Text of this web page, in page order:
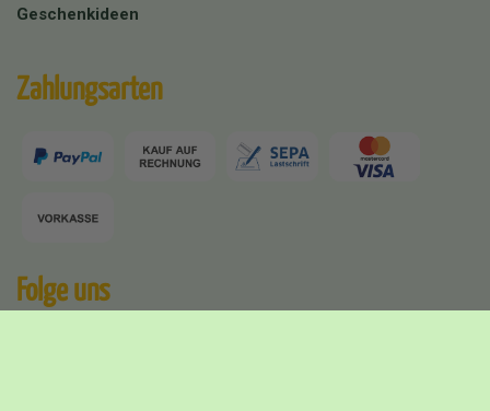
Geschenkideen
Zahlungsarten
Folge uns